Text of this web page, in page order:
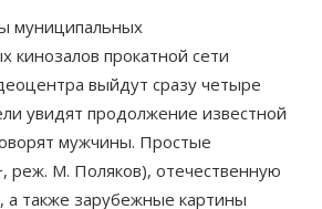
муниципальных
кинозалов прокатной сети
выйдут сразу четыре
увидят продолжение известной
мужчины. Простые
реж. М. Поляков), отечественную
а также зарубежные картины